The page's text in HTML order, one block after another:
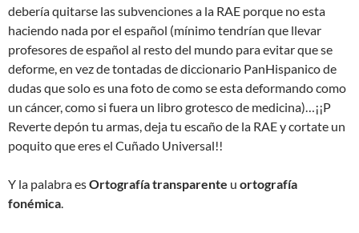
debería quitarse las subvenciones a la RAE porque no esta
haciendo nada por el español (mínimo tendrían que llevar
profesores de español al resto del mundo para evitar que se
deforme, en vez de tontadas de diccionario PanHispanico de
dudas que solo es una foto de como se esta deformando como
un cáncer, como si fuera un libro grotesco de medicina)…¡¡P
Reverte depón tu armas, deja tu escaño de la RAE y cortate un
poquito que eres el Cuñado Universal!!
Y la palabra esOrtografía transparente u ortografía
fonémica.